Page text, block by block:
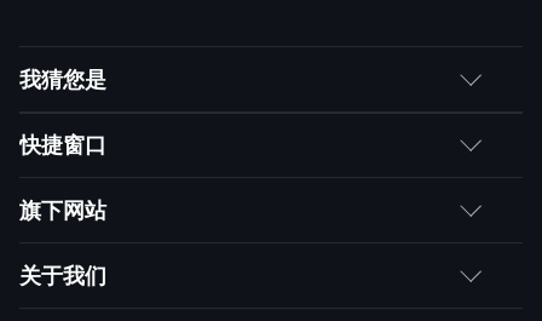
我猜您是
客户
合作伙伴
求职者
快捷窗口
如何购买
产品注册与激活
旗下网站
网神
关于我们